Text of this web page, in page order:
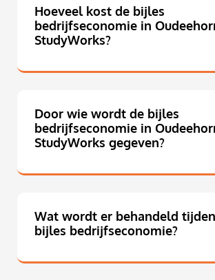
Hoeveel kost de bijles
bedrijfseconomie in
StudyWorks?
Door wie wordt de bijles
bedrijfseconomie in
StudyWorks gegeven?
Wat wordt er behandeld
bijles bedrijfseconomie?